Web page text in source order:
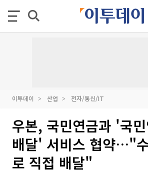
이투데이 산업 전자/통신/IT
우본, 국민연금과 '국
배달' 서비스 협약…"
로 직접 배달"